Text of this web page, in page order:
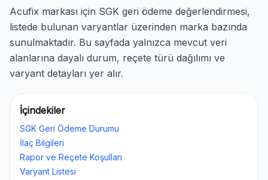
Acufix markası için SGK geri ödeme değerlendirmesi,
listede bulunan varyantlar üzerinden marka bazında
sunulmaktadır. Bu sayfada yalnızca mevcut veri
alanlarına dayalı durum, reçete türü dağılımı ve
varyant detayları yer alır.
İçindekiler
SGK Geri Ödeme Durumu
İlaç Bilgileri
Rapor ve Reçete Koşulları
Varyant Listesi